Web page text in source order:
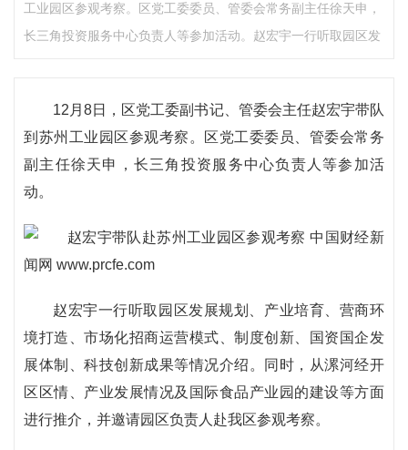
工业园区参观考察。区党工委委员、管委会常务副主任徐天申，
长三角投资服务中心负责人等参加活动。赵宏宇一行听取园区发
12月8日，区党工委副书记、管委会主任赵宏宇带队
到苏州工业园区参观考察。区党工委委员、管委会常务
副主任徐天申，长三角投资服务中心负责人等参加活
动。
赵宏宇一行听取园区发展规划、产业培育、营商环
境打造、市场化招商运营模式、制度创新、国资国企发
展体制、科技创新成果等情况介绍。同时，从漯河经开
区区情、产业发展情况及国际食品产业园的建设等方面
进行推介，并邀请园区负责人赴我区参观考察。